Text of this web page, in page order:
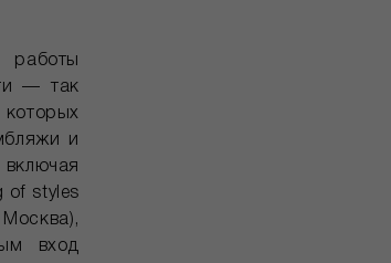
— так
и
of styles
вход